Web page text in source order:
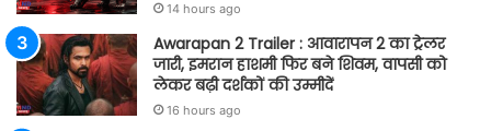
14 hours ago
Awarapan 2 Trailer : आवारापन 2 का ट्रेलर
जारी, इमरान हाशमी फिर बने शिवम, वापसी को
लेकर बढ़ी दर्शकों की उम्मीदें
16 hours ago